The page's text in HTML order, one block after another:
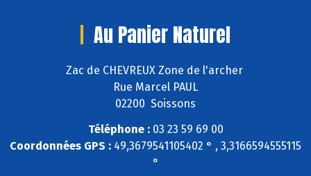
Au Panier Naturel
Zac de CHEVREUX Zone de l'archer
Rue Marcel PAUL
02200 Soissons
Téléphone :03 23 59 69 00
Coordonnées GPS : 49,3679541105402 ° , 3,3166594555115
°